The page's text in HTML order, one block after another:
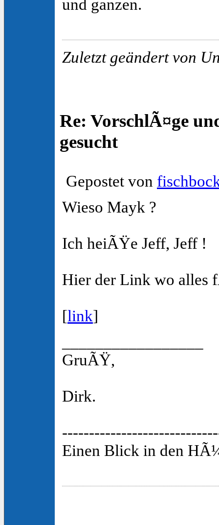
und ganzen.
Zuletzt geändert von
Re: VorschlÃ¤ge
gesucht
Gepostet von
Wieso Mayk ?
Ich heiÃŸe Jeff, Jeff !
Hier der Link wo alles
[link]
GruÃŸ,
Dirk.
Einen Blick in den